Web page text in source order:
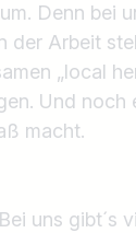
Denn
der Arbeit
„local
Und
macht.
uns gibt´s